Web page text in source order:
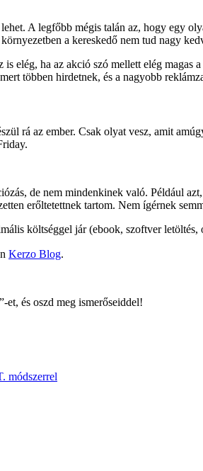
A legfőbb mégis talán az, hogy egy
a kereskedő nem tud nagy
elég, ha az akció szó mellett elég
többen hirdetnek, és a nagyobb
rá az ember. Csak olyat vesz, amit
de nem mindenkinek való. Például
erőltetettnek tartom. Nem ígérnek
költséggel jár (ebook, szoftver
Kerzo Blog.
et, és oszd meg ismerőseiddel!
módszerrel